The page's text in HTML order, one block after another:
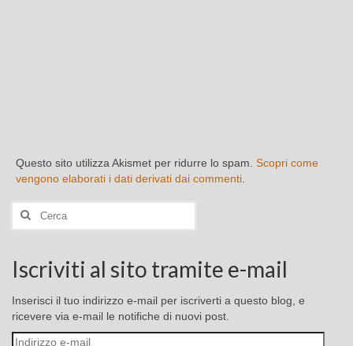
Questo sito utilizza Akismet per ridurre lo spam. Scopri come
vengono elaborati i dati derivati dai commenti
Cerca:
Iscriviti al sito tramite e-mail
Inserisci il tuo indirizzo e-mail per iscriverti a questo blog, e
ricevere via e-mail le notifiche di nuovi post.
Indirizzo